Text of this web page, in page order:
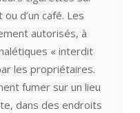
d’un café. Les
autorisés, à
« interdit
les propriétaires.
fumer sur un lieu
dans des endroits